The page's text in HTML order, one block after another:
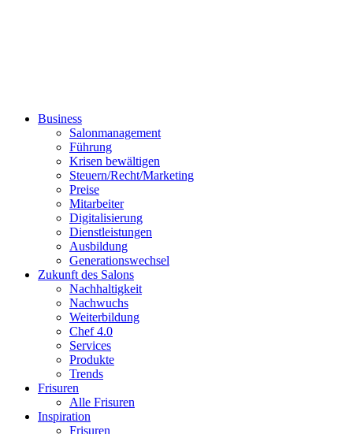
Business
Salonmanagement
Führung
Krisen bewältigen
Steuern/Recht/Marketing
Preise
Mitarbeiter
Digitalisierung
Dienstleistungen
Ausbildung
Generationswechsel
Zukunft des Salons
Nachhaltigkeit
Nachwuchs
Weiterbildung
Chef 4.0
Services
Produkte
Trends
Frisuren
Alle Frisuren
Inspiration
Frisuren